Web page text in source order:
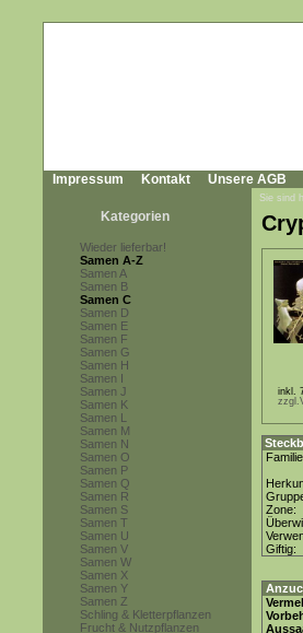
Impressum Kontakt Unsere AGB
Kategorien
Wieder lieferbar!
Samen A-Z
Samen A
Samen B
Samen C
Samen D
Samen E
Samen F
Samen G
Samen H
Samen I
Samen J
Samen K
Samen L
Samen M
Samen N
Samen O
Samen P
Samen Q
Samen R
Samen S
Samen T
Samen U
Samen V
Samen W
Samen X
Samen Y
Samen Z
Schling & Kletterpflanzen
Frucht & Nutzpflanzen
Sie sind
inkl.
Zone:
Giftig: